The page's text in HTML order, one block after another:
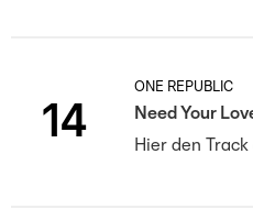
14
ONE REPUBLIC
Need Your
Hier den